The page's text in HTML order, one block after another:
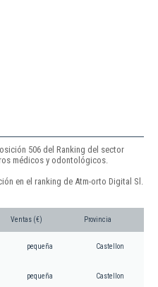
506 del Ranking del sector
médicos y odontológicos.
en el ranking de Atm-orto Digital Sl.
Ventas (€) Provincia
pequeña Castellon
pequeña Castellon